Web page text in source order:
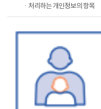
ㆍ처리하는 개인정보의 항목